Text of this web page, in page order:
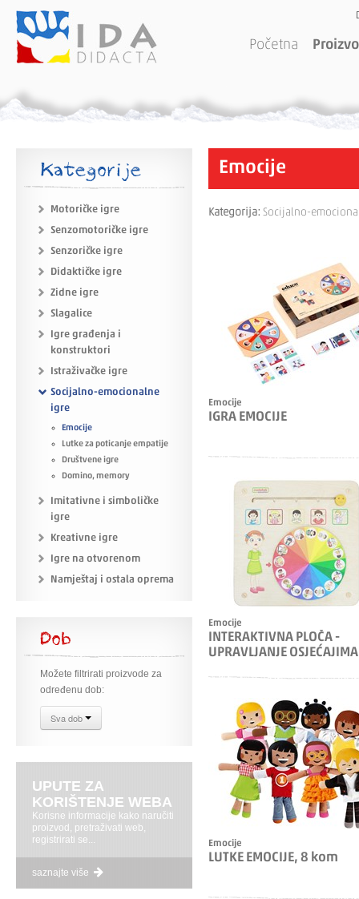
Početna
Kategorije
Motoričke igre
Senzomotoričke igre
Senzoričke igre
Didaktičke igre
Zidne igre
Slagalice
Igre građenja i
konstruktori
Istraživačke igre
Socijalno-emocionalne
igre
Emocije
Lutke za poticanje empatije
Društvene igre
Domino, memory
Imitativne i simboličke
igre
Kreativne igre
Igre na otvorenom
Namještaj i ostala oprema
Dob
Možete filtrirati proizvode za
određenu dob:
Sva dob
UPUTE ZA
KORIŠTENJE WEBA
Korisne informacije kako naručiti
proizvod, pretraživati web,
registrirati se...
saznajte više
Emocije
Kategorija: Socijalno-
Emocije
IGRA EMOCIJE
Emocije
INTERAKTIVNA PLOČA -
UPRAVLJANJE OSJEĆAJIMA
Emocije
LUTKE EMOCIJE, 8 kom